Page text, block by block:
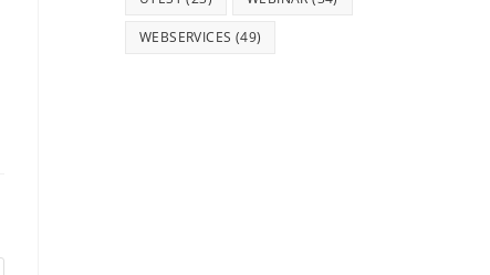
WEBSERVICES (49)